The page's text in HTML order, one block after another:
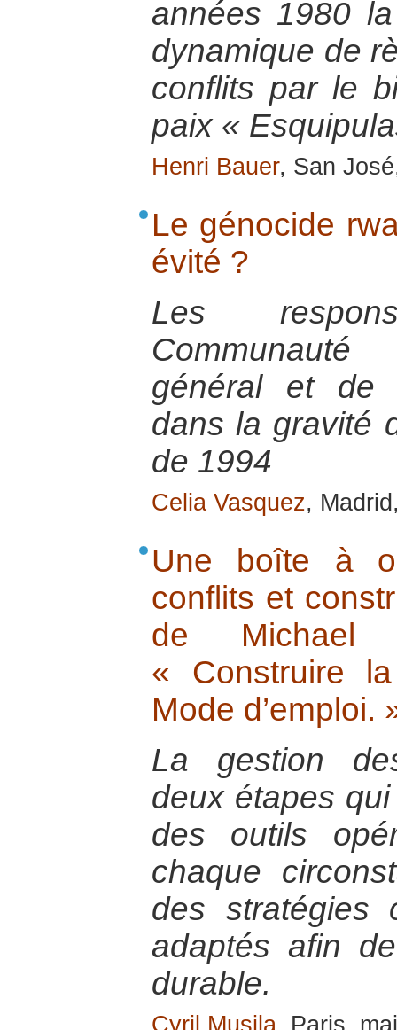
années 1980
dynamique de
conflits par le
paix «
Henri Bauer, San
Le génocide
évité ?
Les
général et de
dans la gravité
de 1994
Celia Vasquez,
Une boîte à
conflits et
de Michael
« Construire
Mode d’emploi.
La gestion
deux étapes
des outils
chaque
des stratégies
adaptés afin
durable.
Cyril Musila , Paris,